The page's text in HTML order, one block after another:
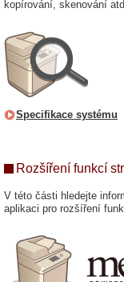
kopírování, skenování
Specifikace systému
Rozšíření funkcí
V této části hledejte
aplikaci pro rozšíření